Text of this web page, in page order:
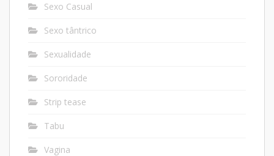
Sexo Casual
Sexo tântrico
Sexualidade
Sororidade
Strip tease
Tabu
Vagina